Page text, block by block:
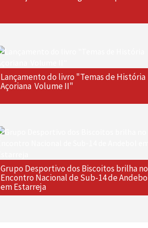
Lançamento do livro "Temas de História
Açoriana  Volume II"
Grupo Desportivo dos Biscoitos brilha no
Encontro Nacional de Sub-14 de
em Estarreja